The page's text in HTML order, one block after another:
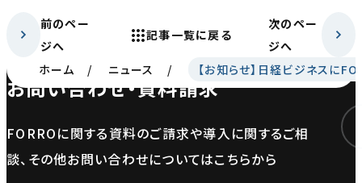
前のペー
ジへ
記事一覧に戻る
次のペー
ジへ
ホーム
ニュース 【お知らせ】日経ビジネスに
お問い合わせ・資料請求
FORROに関する資料のご請求や導入に関するご相
談、その他お問い合わせについてはこちらから